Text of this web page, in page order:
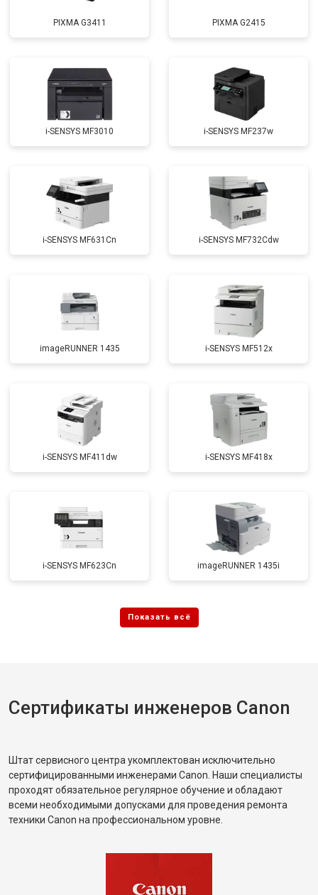
PIXMA G3411 PIXMA G2415
i-SENSYS MF3010 i-SENSYS MF237w
i-SENSYS MF631Cn i-SENSYS MF732Cdw
imageRUNNER 1435 i-SENSYS MF512x
i-SENSYS MF411dw i-SENSYS MF418x
i-SENSYS MF623Cn imageRUNNER 1435i
Сертификаты инженеров Canon
Штат сервисного центра укомплектован исключительно
сертифицированными инженерами Canon. Наши специалисты
проходят обязательное регулярное обучение и обладают
всеми необходимыми допусками для проведения ремонта
техники Canon на профессиональном уровне.